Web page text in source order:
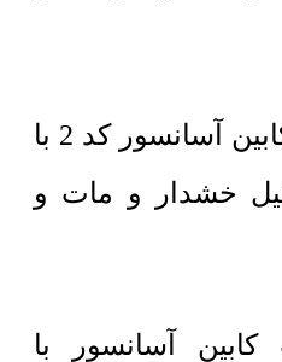
امکان ساخت کابین آسانسور کد 2 با
خشدار و مات و
آسانسور با